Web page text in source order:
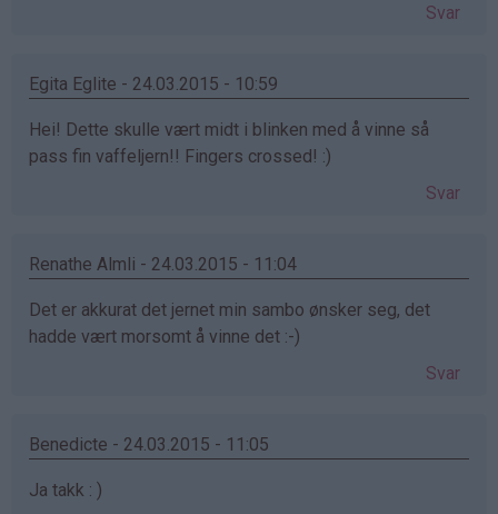
Svar
Egita Eglite - 24.03.2015 - 10:59
Hei! Dette skulle vært midt i blinken med å vinne så
pass fin vaffeljern!! Fingers crossed! :)
Svar
Renathe Almli - 24.03.2015 - 11:04
Det er akkurat det jernet min sambo ønsker seg, det
hadde vært morsomt å vinne det :-)
Svar
Benedicte - 24.03.2015 - 11:05
Ja takk : )